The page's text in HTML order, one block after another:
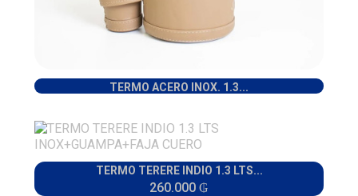
TERMO ACERO INOX. 1.3...
TERMO TERERE INDIO 1.3 LTS...
260.000 ₲